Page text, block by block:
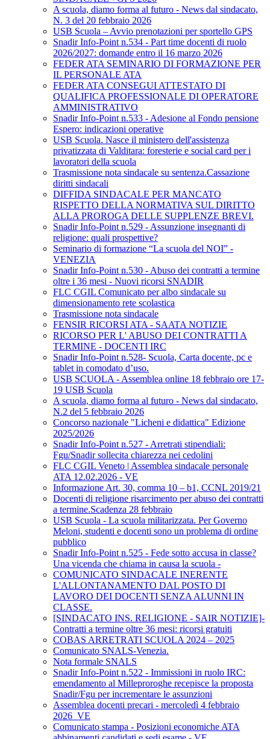
A scuola, diamo forma al futuro - News dal sindacato,
N. 3 del 20 febbraio 2026
USB Scuola – Avvio prenotazioni per sportello GPS
Snadir Info-Point n.534 - Part time docenti di ruolo
2026/2027: domande entro il 16 marzo 2026
FEDER ATA SEMINARIO DI FORMAZIONE PER
IL PERSONALE ATA
FEDER ATA CONSEGUI ATTESTATO DI
QUALIFICA PROFESSIONALE DI OPERATORE
AMMINISTRATIVO
Snadir Info-Point n.533 - Adesione al Fondo pensione
Espero: indicazioni operative
USB Scuola. Nasce il ministero dell'assistenza
privatizzata di Valditara: foresterie e social card per i
lavoratori della scuola
Trasmissione nota sindacale su sentenza.Cassazione
diritti sindacali
DIFFIDA SINDACALE PER MANCATO
RISPETTO DELLA NORMATIVA SUL DIRITTO
ALLA PROROGA DELLE SUPPLENZE BREVI.
Snadir Info-Point n.529 - Assunzione insegnanti di
religione: quali prospettive?
Seminario di formazione “La scuola del NOI” -
VENEZIA
Snadir Info-Point n.530 - Abuso dei contratti a termine
oltre i 36 mesi - Nuovi ricorsi SNADIR
FLC CGIL Comunicato per albo sindacale su
dimensionamento rete scolastica
Trasmissione nota sindacale
FENSIR RICORSI ATA - SAATA NOTIZIE
RICORSO PER L' ABUSO DEI CONTRATTI A
TERMINE - DOCENTI IRC
Snadir Info-Point n.528- Scuola, Carta docente, pc e
tablet in comodato d’uso.
USB SCUOLA - Assemblea online 18 febbraio ore 17-
19 USB Scuola
A scuola, diamo forma al futuro - News dal sindacato,
N.2 del 5 febbraio 2026
Concorso nazionale "Licheni e didattica" Edizione
2025/2026
Snadir Info-Point n.527 - Arretrati stipendiali:
Fgu/Snadir sollecita chiarezza nei cedolini
FLC CGIL Veneto | Assemblea sindacale personale
ATA 12.02.2026 - VE
Informazione Art. 30, comma 10 – b1, CCNL 2019/21
Docenti di religione risarcimento per abuso dei contratti
a termine.Scadenza 28 febbraio
USB Scuola - La scuola militarizzata. Per Governo
Meloni, studenti e docenti sono un problema di ordine
pubblico
Snadir Info-Point n.525 - Fede sotto accusa in classe?
Una vicenda che chiama in causa la scuola -
COMUNICATO SINDACALE INERENTE
L'ALLONTANAMENTO DAL POSTO DI
LAVORO DEI DOCENTI SENZA ALUNNI IN
CLASSE.
[SINDACATO INS. RELIGIONE - SAIR NOTIZIE]-
Contratti a termine oltre 36 mesi: ricorsi gratuiti
COBAS ARRETRATI SCUOLA 2024 – 2025
Comunicato SNALS-Venezia.
Nota formale SNALS
Snadir Info-Point n.522 - Immissioni in ruolo IRC:
emendamento al Milleproroghe recepisce la proposta
Snadir/Fgu per incrementare le assunzioni
Assemblea docenti precari - mercoledì 4 febbraio
2026_VE
Comunicato stampa - Posizioni economiche ATA